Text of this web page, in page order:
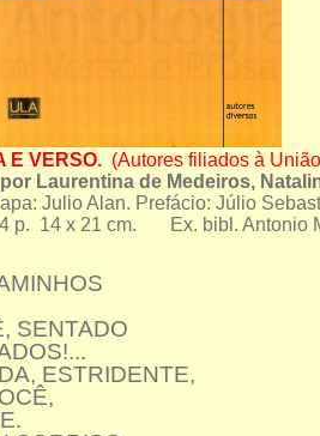
E VERSO. (Autores filiados à
Laurentina de Medeiros,
Julio Alan. Prefácio: Júlio
p. 14 x 21 cm. Ex. bibl. Antonio
SENTADO
ESTRIDENTE,